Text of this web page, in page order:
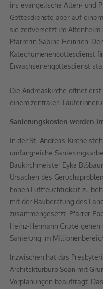
ins evangelische Alten- und
Gottesdienste aber auf
sie zeitversetzt im Altenheim
Pfarrerin Sabine Heinrich.
Katechumenengottesdienst
Erwachsenengottesdienst
Die Andreaskirche öffnet
einem zentralen
Sanierungskosten werden
In der St.-Andreas-Kirche
umfangreiche
Baukirchmeister Eyke
Ursachen des
hohen Luftfeuchtigkeit zu
mit der Bauberatung des
zusammengesetzt. Pfarrer
Heinz-Hermann Grube
Sanierung im
Inzwischen hat das
Architekturbüro Soan mit
Vorplanungen beauftragt.